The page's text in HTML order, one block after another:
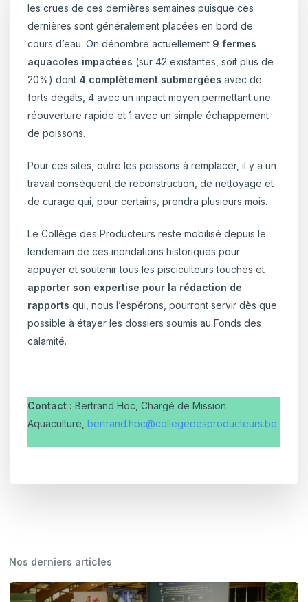
les crues de ces dernières semaines puisque ces
dernières sont généralement placées en bord de
cours d’eau. On dénombre actuellement 9 fermes
aquacoles impactées (sur 42 existantes, soit plus de
20%) dont 4 complètement submergées avec de
forts dégâts, 4 avec un impact moyen permettant une
réouverture rapide et 1 avec un simple échappement
de poissons.
Pour ces sites, outre les poissons à remplacer, il y a un
travail conséquent de reconstruction, de nettoyage et
de curage qui, pour certains, prendra plusieurs mois.
Le Collège des Producteurs reste mobilisé depuis le
lendemain de ces inondations historiques pour
appuyer et soutenir tous les pisciculteurs touchés et
apporter son expertise pour la rédaction de
rapports qui, nous l’espérons, pourront servir dès que
possible à étayer les dossiers soumis au Fonds des
calamité.
Contact : Bertrand Hoc, Chargé de Mission
Aquaculture, bertrand.hoc@collegedesproducteurs.be
Nos derniers articles